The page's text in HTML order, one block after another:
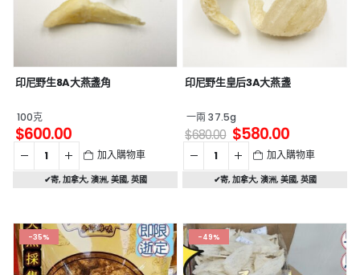
印尼野生8A大燕盞角
100克
$600.00
加入購物車
✔寄, 加拿大, 澳洲, 美國, 英國
印尼野生皇后3A大燕盞
一兩 37.5g
$680.00 $580.00
加入購物車
✔寄, 加拿大, 澳洲, 美國, 英國
-35% -49%